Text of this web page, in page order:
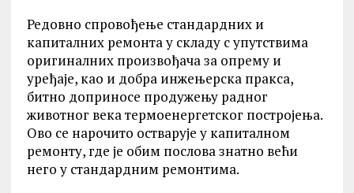
Редовно спровођење стандардних и
капиталних ремонта у складу с упутствима
оригиналних произвођача за опрему и
уређаје, као и добра инжењерска пракса,
битно доприносе продужењу радног
животног века термоенергетског постројења.
Ово се нарочито остварује у капиталном
ремонту, где је обим послова знатно већи
него у стандардним ремонтима.